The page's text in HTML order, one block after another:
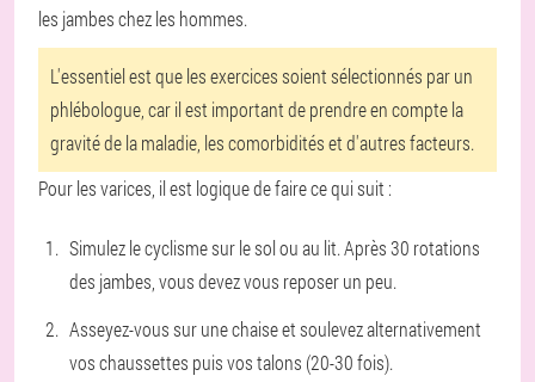
les jambes chez les hommes.
L'essentiel est que les exercices soient sélectionnés par un
phlébologue, car il est important de prendre en compte la
gravité de la maladie, les comorbidités et d'autres facteurs.
Pour les varices, il est logique de faire ce qui suit :
Simulez le cyclisme sur le sol ou au lit. Après 30 rotations
des jambes, vous devez vous reposer un peu.
Asseyez-vous sur une chaise et soulevez alternativement
vos chaussettes puis vos talons (20-30 fois).